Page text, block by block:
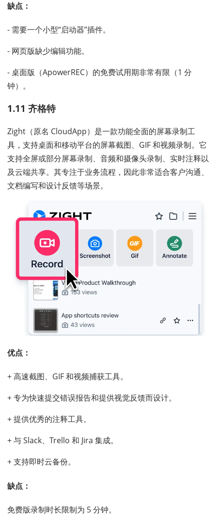
缺点：
- 需要一个小型“启动器”插件。
- 网页版缺少编辑功能。
- 桌面版（ApowerREC）的免费试用期非常有限（1 分
钟）。
1.11 齐格特
Zight（原名 CloudApp）是一款功能全面的屏幕录制工
具，支持桌面和移动平台的屏幕截图、GIF 和视频录制。它
支持全屏或部分屏幕录制、音频和摄像头录制、实时注释以
及云端共享。其专注于业务流程，因此非常适合客户沟通、
文档编写和设计反馈等场景。
优点：
+ 高速截图、GIF 和视频捕获工具。
+ 专为快速提交错误报告和提供视觉反馈而设计。
+ 提供优秀的注释工具。
+ 与 Slack、Trello 和 Jira 集成。
+ 支持即时云备份。
缺点：
免费版录制时长限制为 5 分钟。